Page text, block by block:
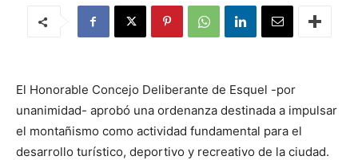
El Honorable Concejo Deliberante de Esquel -por
unanimidad- aprobó una ordenanza destinada a impulsar
el montañismo como actividad fundamental para el
desarrollo turístico, deportivo y recreativo de la ciudad.